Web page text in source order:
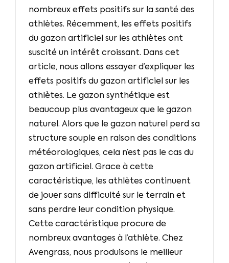
nombreux effets positifs sur la santé des
athlètes. Récemment, les effets positifs
du gazon artificiel sur les athlètes ont
suscité un intérêt croissant. Dans cet
article, nous allons essayer d’expliquer les
effets positifs du gazon artificiel sur les
athlètes. Le gazon synthétique est
beaucoup plus avantageux que le gazon
naturel. Alors que le gazon naturel perd sa
structure souple en raison des conditions
météorologiques, cela n’est pas le cas du
gazon artificiel. Grace à cette
caractéristique, les athlètes continuent
de jouer sans difficulté sur le terrain et
sans perdre leur condition physique.
Cette caractéristique procure de
nombreux avantages à l’athlète. Chez
Avengrass, nous produisons le meilleur